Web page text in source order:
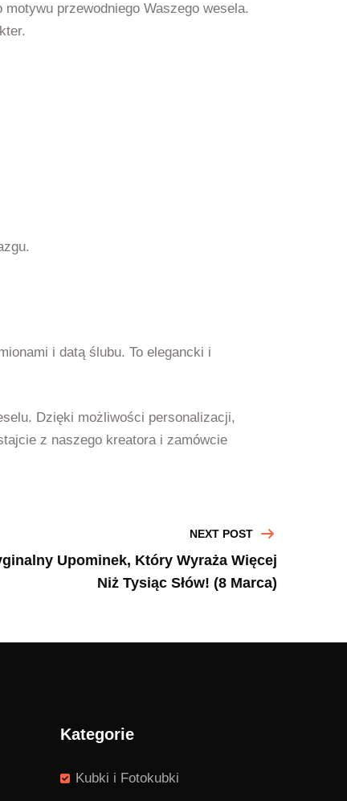
przewodniego Waszego wesela.
i datą ślubu. To elegancki i
Dzięki możliwości personalizacji,
z naszego kreatora i zamówcie
NEXT POST
Upominek, Który Wyraża Więcej
Niż Tysiąc Słów! (8 Marca)
Kategorie
Kubki i Fotokubki